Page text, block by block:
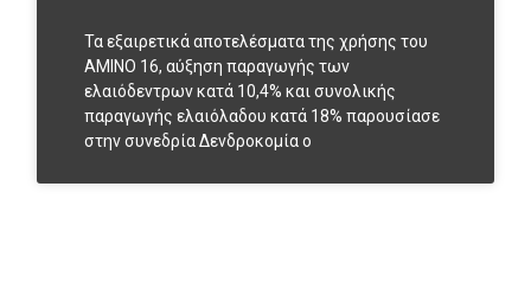
Τα εξαιρετικά αποτελέσματα της χρήσης του
ΑΜΙΝΟ 16, αύξηση παραγωγής των
ελαιόδεντρων κατά 10,4% και συνολικής
παραγωγής ελαιόλαδου κατά 18% παρουσίασε
στην συνεδρία Δενδροκομία ο